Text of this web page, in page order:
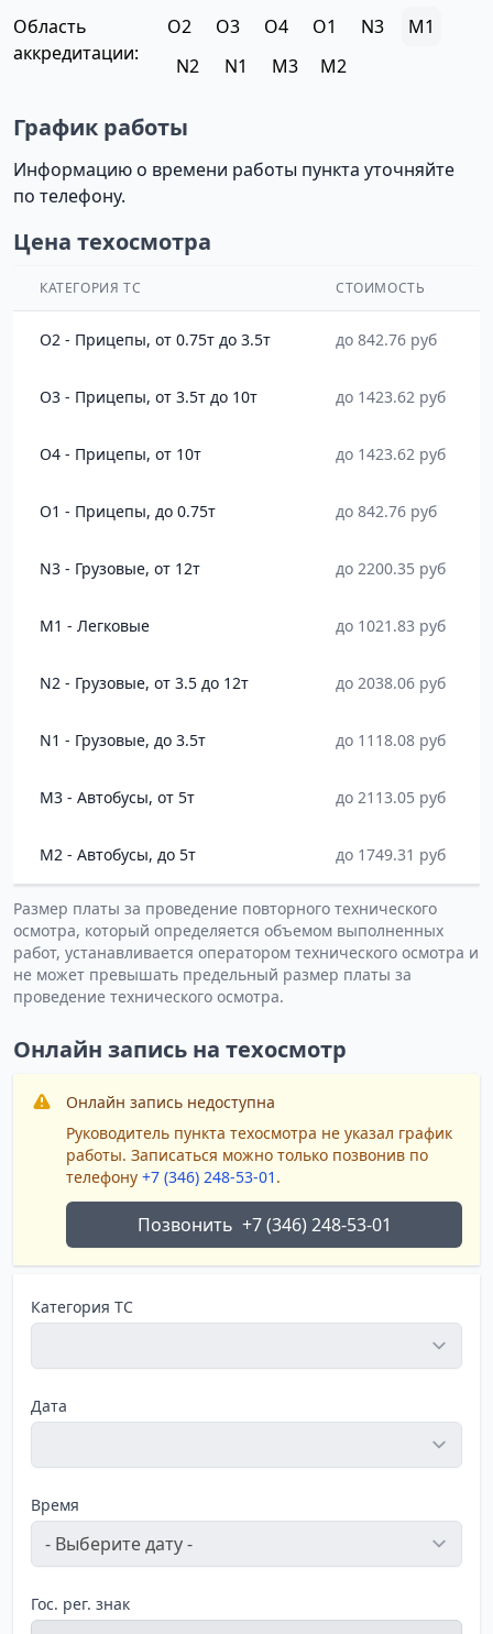
Область
аккредитации:
O2 O3 O4 O1 N3
M1
N2
N1 M3 M2
График работы
Информацию о времени работы пункта уточняйте
по телефону.
Цена техосмотра
КАТЕГОРИЯ ТС СТОИМОСТЬ
O2 - Прицепы, от 0.75т до 3.5т до 842.76 руб
O3 - Прицепы, от 3.5т до 10т до 1423.62 руб
O4 - Прицепы, от 10т до 1423.62 руб
O1 - Прицепы, до 0.75т до 842.76 руб
N3 - Грузовые, от 12т до 2200.35 руб
M1 - Легковые до 1021.83 руб
N2 - Грузовые, от 3.5 до 12т до 2038.06 руб
N1 - Грузовые, до 3.5т до 1118.08 руб
M3 - Автобусы, от 5т до 2113.05 руб
M2 - Автобусы, до 5т до 1749.31 руб
Размер платы за проведение повторного технического
осмотра, который определяется объемом выполненных
работ, устанавливается оператором технического осмотра и
не может превышать предельный размер платы за
проведение технического осмотра.
Онлайн запись на техосмотр
Онлайн запись недоступна
Руководитель пункта техосмотра не указал график
работы. Записаться можно только позвонив по
телефону +7 (346) 248-53-01 .
Позвонить +7 (346) 248-53-01
Категория ТС
Дата
Время
Гос. рег. знак